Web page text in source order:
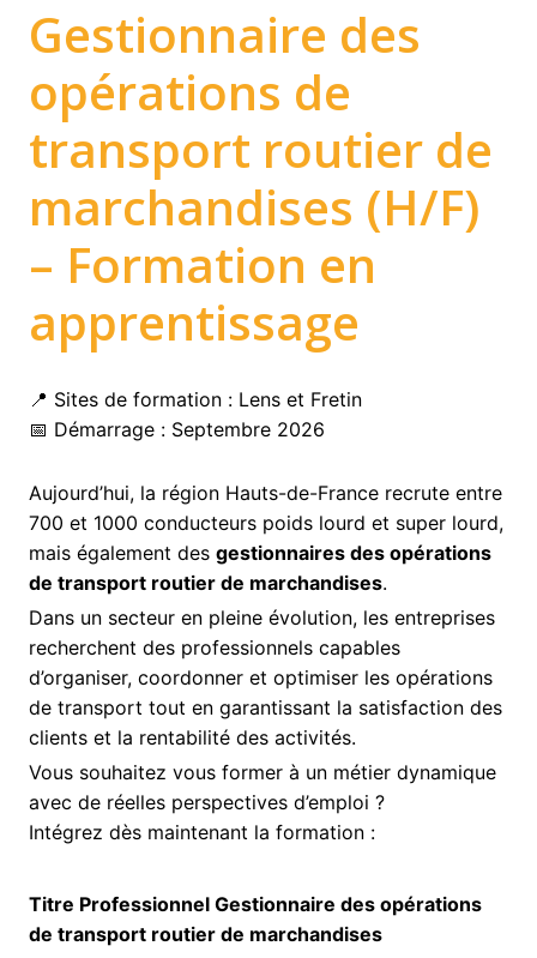
Gestionnaire des
opérations de
transport routier de
marchandises (H/F)
– Formation en
apprentissage
📍 Sites de formation : Lens et Fretin
📅 Démarrage : Septembre 2026
Aujourd’hui, la région Hauts-de-France recrute entre
700 et 1000 conducteurs poids lourd et super lourd,
mais également des gestionnaires des opérations
de transport routier de marchandises.
Dans un secteur en pleine évolution, les entreprises
recherchent des professionnels capables
d’organiser, coordonner et optimiser les opérations
de transport tout en garantissant la satisfaction des
clients et la rentabilité des activités.
Vous souhaitez vous former à un métier dynamique
avec de réelles perspectives d’emploi ?
Intégrez dès maintenant la formation :
Titre Professionnel Gestionnaire des opérations
de transport routier de marchandises